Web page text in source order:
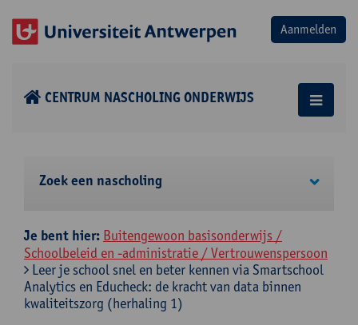
CENTRUM NASCHOLING ONDERWIJS
Zoek een nascholing
Je bent hier: Buitengewoon basisonderwijs /
Schoolbeleid en -administratie / Vertrouwenspersoon
Leer je school snel en beter kennen via Smartschool
Analytics en Educheck: de kracht van data binnen
kwaliteitszorg (herhaling 1)